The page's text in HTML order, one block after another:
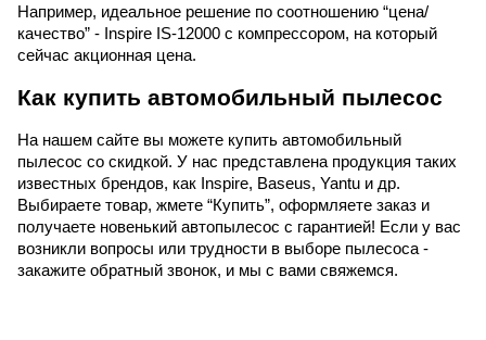
Например, идеальное решение по соотношению “цена/
качество” - Inspire IS-12000 с компрессором, на который
сейчас акционная цена.
Как купить автомобильный пылесос
На нашем сайте вы можете купить автомобильный
пылесос со скидкой. У нас представлена продукция таких
известных брендов, как Inspire, Baseus, Yantu и др.
Выбираете товар, жмете “Купить”, оформляете заказ и
получаете новенький автопылесос с гарантией! Если у вас
возникли вопросы или трудности в выборе пылесоса -
закажите обратный звонок, и мы с вами свяжемся.